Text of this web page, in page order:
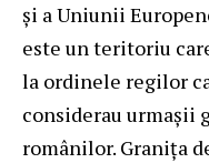
și a Uniunii
este un teritoriu
la ordinele regilor
considerau urmașii
românilor. Granița